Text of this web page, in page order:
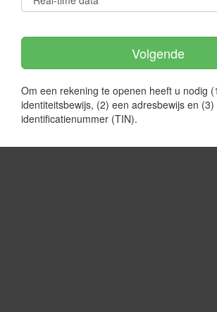
Volgende
Om een rekening te openen heeft u nodig
identiteitsbewijs, (2) een adresbewijs en (3)
identificatienummer (TIN).